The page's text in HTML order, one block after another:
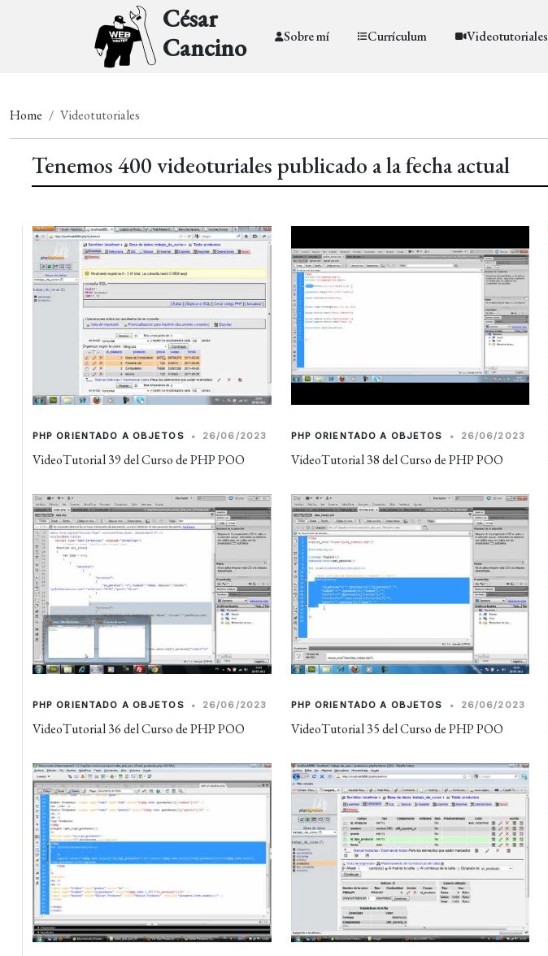
César
Cancino
Sobre mí Currículum Videotutoriales
Home Videotutoriales
Tenemos 400 videoturiales publicado a la fecha actual
PHP ORIENTADO A OBJETOS • 26/06/2023
VideoTutorial 39 del Curso de PHP POO
PHP ORIENTADO A OBJETOS • 26/06/2023
VideoTutorial 38 del Curso de PHP POO
PHP ORIENTADO A OBJETOS • 26/06/2023
VideoTutorial 36 del Curso de PHP POO
PHP ORIENTADO A OBJETOS • 26/06/2023
VideoTutorial 35 del Curso de PHP POO